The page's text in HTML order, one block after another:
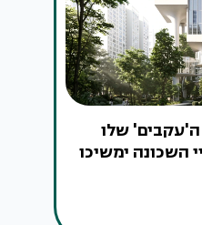
שלו
השכונה ימשיכו